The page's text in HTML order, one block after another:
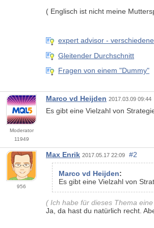
( Englisch ist nicht meine
expert advisor -
Gleitender Durchschnitt
Fragen von einem "Dummy"
Moderator
11949
Marco vd Heijden 2017.03.09 09:44
Es gibt eine Vielzahl von
956
Max Enrik 2017.05.17 22:09 #2
Marco vd Heijden:
Es gibt eine Vielzahl von
( Ich habe für dieses Thema
Ja, da hast du natürlich recht.